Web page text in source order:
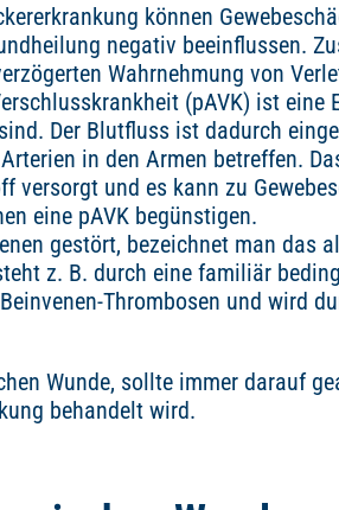
können
negativ beeinflussen.
Wahrnehmung von
(pAVK) ist eine
Der Blutfluss ist dadurch
in den Armen betreffen.
versorgt und es kann zu
eine pAVK begünstigen.
gestört, bezeichnet man das
z. B. durch eine familiär
Thrombosen und wird
Wunde, sollte immer darauf
behandelt wird.